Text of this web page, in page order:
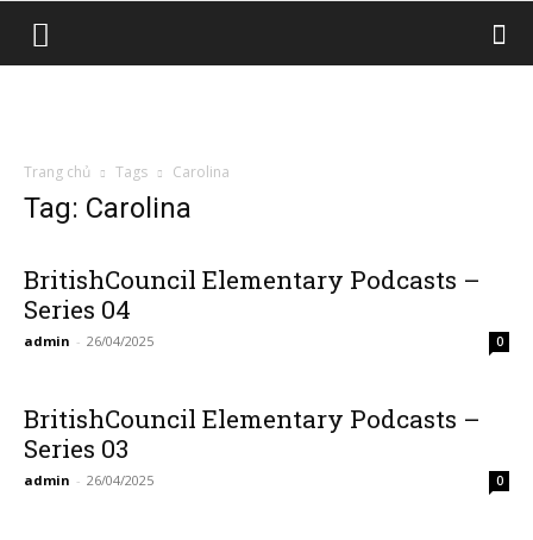
Trang chủ Tags Carolina
Tag: Carolina
BritishCouncil Elementary Podcasts –
Series 04
admin - 26/04/2025 0
BritishCouncil Elementary Podcasts –
Series 03
admin - 26/04/2025 0